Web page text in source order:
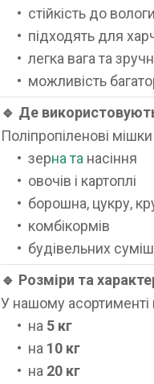
стійкість до
підходять для
легка вага та
можливість
🔹 Де
Поліпропіленові
зерна та насіння
овочів і картоплі
борошна, цукру,
комбікормів
будівельних
🔹 Розміри та
У нашому асортименті
на 5 кг
на 10 кг
на 20 кг